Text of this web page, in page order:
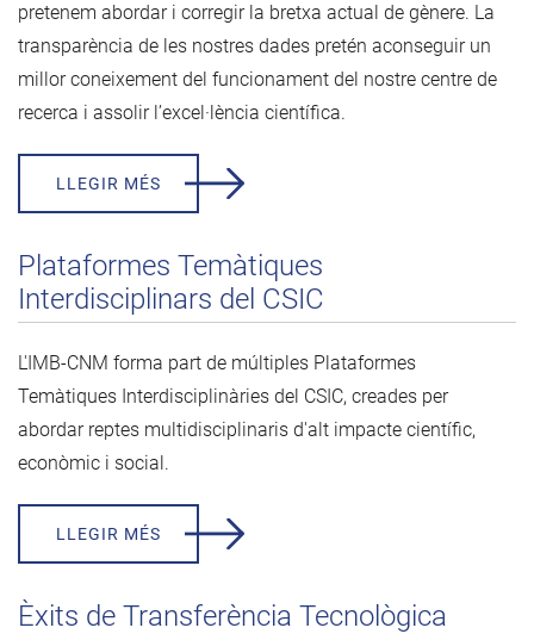
pretenem abordar i corregir la bretxa actual de gènere. La
transparència de les nostres dades pretén aconseguir un
millor coneixement del funcionament del nostre centre de
recerca i assolir l’excel·lència científica.
LLEGIR MÉS
Plataformes Temàtiques
Interdisciplinars del CSIC
L'IMB-CNM forma part de múltiples Plataformes
Temàtiques Interdisciplinàries del CSIC, creades per
abordar reptes multidisciplinaris d'alt impacte científic,
econòmic i social.
LLEGIR MÉS
Èxits de Transferència Tecnològica